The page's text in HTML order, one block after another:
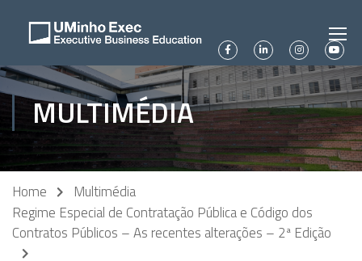
MULTIMÉDIA
Home
Multimédia
Regime Especial de Contratação Pública e Código dos
Contratos Públicos – As recentes alterações – 2ª Edição